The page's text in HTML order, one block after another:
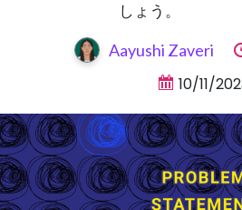
しょう。
Aayushi Zaveri
10/11/